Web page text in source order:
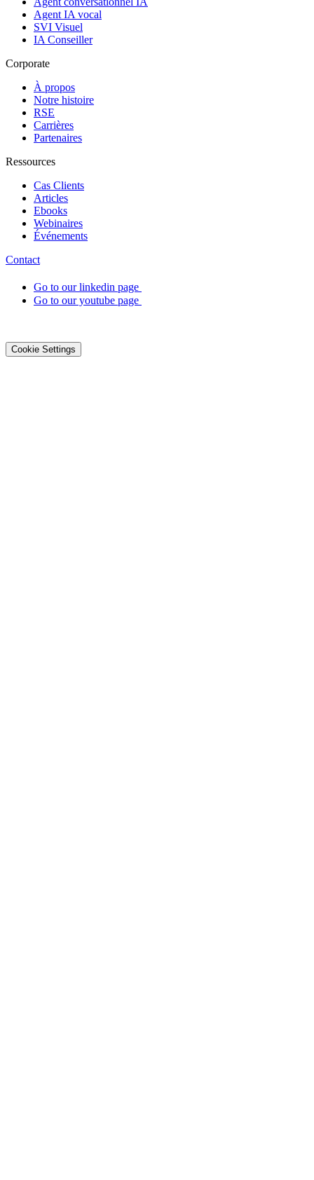
Agent IA vocal
SVI Visuel
IA Conseiller
Corporate
À propos
Notre histoire
RSE
Carrières
Partenaires
Ressources
Cas Clients
Articles
Ebooks
Webinaires
Événements
Contact
Go to our linkedin page
Go to our youtube page
Cookie Settings